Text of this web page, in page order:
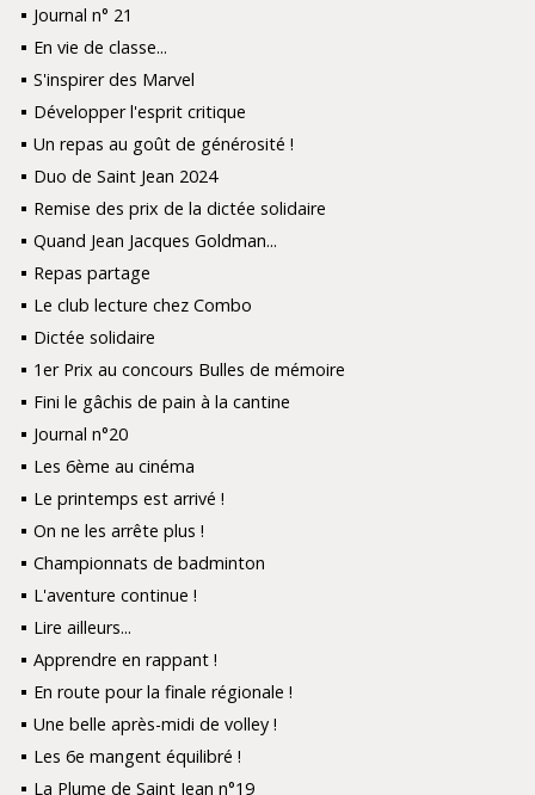
Journal n° 21
En vie de classe...
S'inspirer des Marvel
Développer l'esprit critique
Un repas au goût de générosité !
Duo de Saint Jean 2024
Remise des prix de la dictée solidaire
Quand Jean Jacques Goldman...
Repas partage
Le club lecture chez Combo
Dictée solidaire
1er Prix au concours Bulles de mémoire
Fini le gâchis de pain à la cantine
Journal n°20
Les 6ème au cinéma
Le printemps est arrivé !
On ne les arrête plus !
Championnats de badminton
L'aventure continue !
Lire ailleurs...
Apprendre en rappant !
En route pour la finale régionale !
Une belle après-midi de volley !
Les 6e mangent équilibré !
La Plume de Saint Jean n°19